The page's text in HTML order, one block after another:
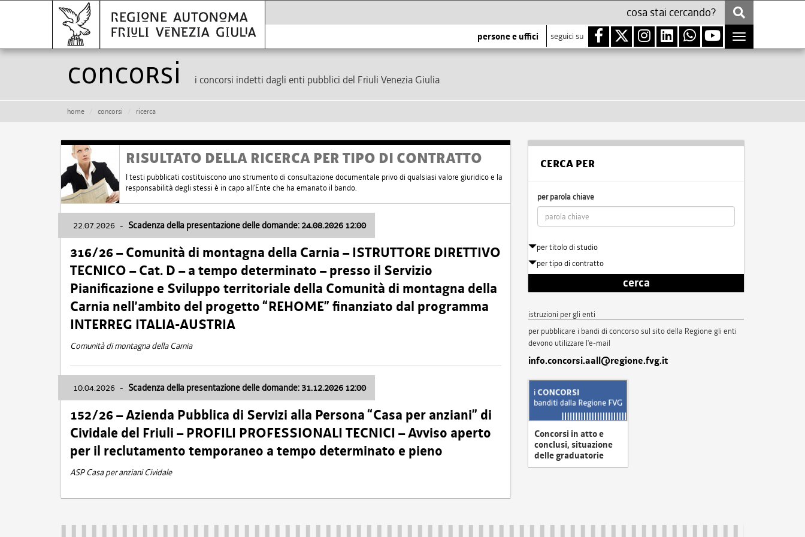
persone e uffici seguici su
Toggle
navigation
Concorsi i concorsi indetti dagli enti pubblici del Friuli Venezia Giulia
home concorsi ricerca
RISULTATO DELLA RICERCA PER TIPO DI CONTRATTO
I testi pubblicati costituiscono uno strumento di consultazione documentale privo di qualsiasi valore giuridico e la
responsabilità degli stessi è in capo all'Ente che ha emanato il bando.
22.07.2026 - Scadenza della presentazione delle domande: 24.08.2026 12:00
316/26 – Comunità di montagna della Carnia – ISTRUTTORE DIRETTIVO
TECNICO – Cat. D – a tempo determinato – presso il Servizio
Pianificazione e Sviluppo territoriale della Comunità di montagna della
Carnia nell’ambito del progetto “REHOME” finanziato dal programma
INTERREG ITALIA-AUSTRIA
Comunità di montagna della Carnia
10.04.2026 - Scadenza della presentazione delle domande: 31.12.2026 12:00
152/26 – Azienda Pubblica di Servizi alla Persona “Casa per anziani” di
Cividale del Friuli – PROFILI PROFESSIONALI TECNICI – Avviso aperto
per il reclutamento temporaneo a tempo determinato e pieno
ASP Casa per anziani Cividale
CERCA PER
per parola chiave
per titolo di studio
per tipo di contratto
cerca
istruzioni per gli enti
per pubblicare i bandi di concorso sul sito della Regione gli enti
devono utilizzare l'e-mail
info.concorsi.aall@regione.fvg.it
Concorsi in atto e
conclusi, situazione
delle graduatorie